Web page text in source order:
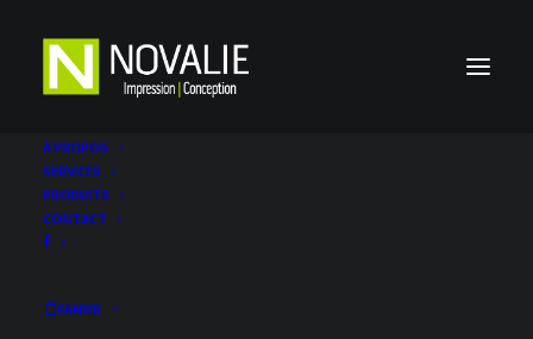
À PROPOS
SERVICES
PRODUITS
CONTACT
PANIER